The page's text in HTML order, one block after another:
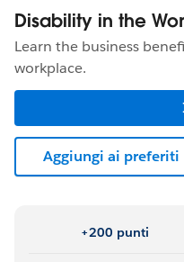
Disability in the
Learn the business
workplace.
Aggiungi ai preferiti
+200 punti